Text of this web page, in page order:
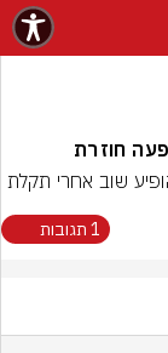
חוזרת
1 תגובות